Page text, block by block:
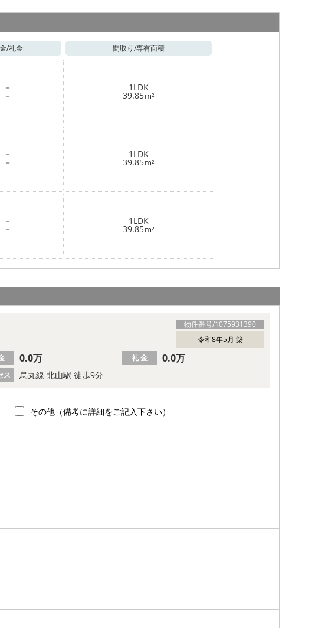
/礼金 間取り/専有面積
－
－
1LDK
39.85m²
－
－
1LDK
39.85m²
－
－
1LDK
39.85m²
物件番号/1075931390
令和8年5月 築
ス 烏丸線 北山駅 徒歩9分
0.0万 礼 金 0.0万
その他（備考に詳細をご記入下さい）